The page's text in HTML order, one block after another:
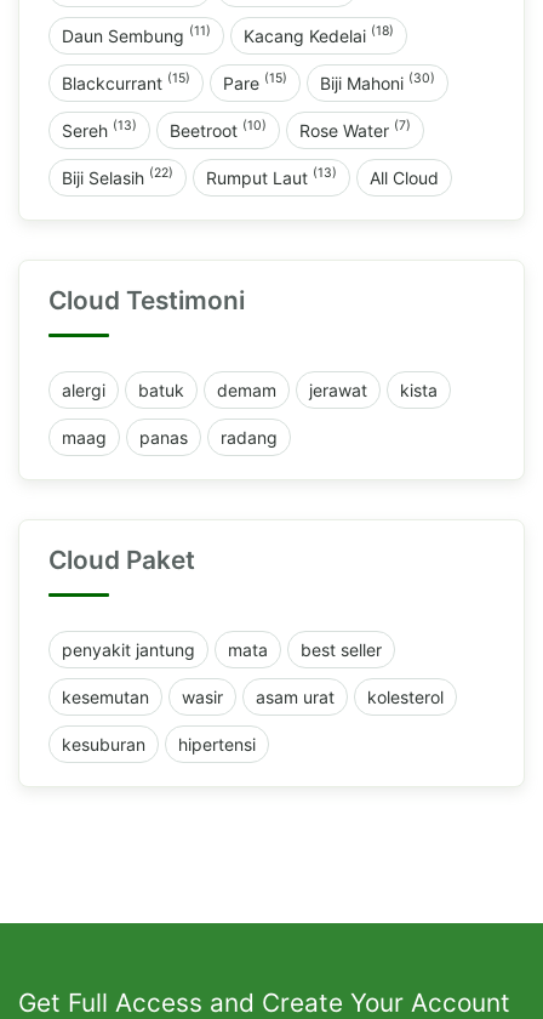
Daun Sembung (11) Kacang Kedelai (18)
Blackcurrant (15) Pare (15) Biji Mahoni (30)
Sereh (13) Beetroot (10) Rose Water (7)
Biji Selasih (22) Rumput Laut (13) All Cloud
Cloud Testimoni
alergi batuk demam jerawat kista
maag panas radang
Cloud Paket
penyakit jantung mata best seller
kesemutan wasir asam urat kolesterol
kesuburan hipertensi
Get Full Access and Create Your Account